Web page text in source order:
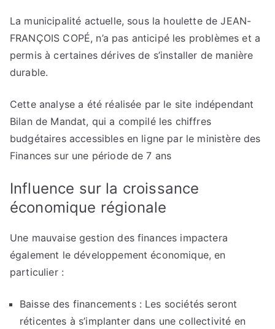
La municipalité actuelle, sous la houlette de JEAN-
FRANÇOIS COPÉ, n’a pas anticipé les problèmes et a
permis à certaines dérives de s’installer de manière
durable.
Cette analyse a été réalisée par le site indépendant
Bilan de Mandat, qui a compilé les chiffres
budgétaires accessibles en ligne par le ministère des
Finances sur une période de 7 ans
Influence sur la croissance
économique régionale
Une mauvaise gestion des finances impactera
également le développement économique, en
particulier :
Baisse des financements : Les sociétés seront
réticentes à s’implanter dans une collectivité en